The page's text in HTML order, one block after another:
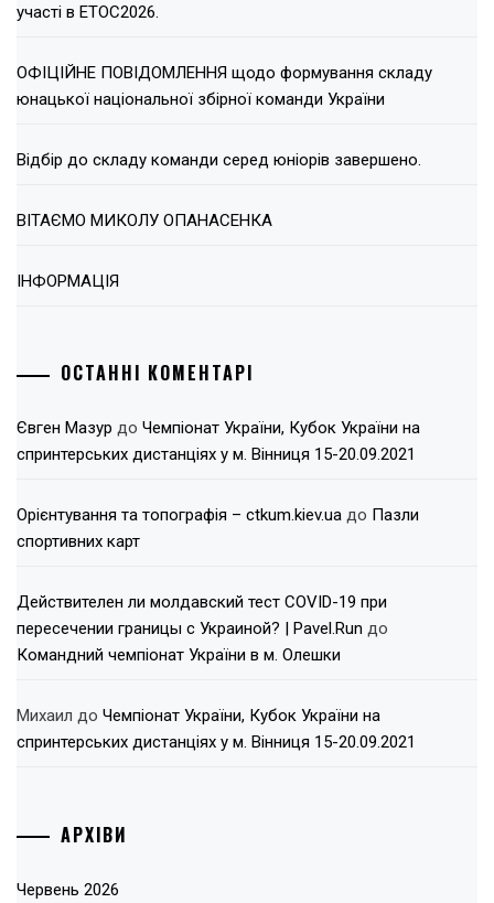
участі в ЕТОС2026.
ОФІЦІЙНЕ ПОВІДОМЛЕННЯ щодо формування складу
юнацької національної збірної команди України
Відбір до складу команди серед юніорів завершено.
ВІТАЄМО МИКОЛУ ОПАНАСЕНКА
ІНФОРМАЦІЯ
ОСТАННІ КОМЕНТАРІ
Євген Мазур до Чемпіонат України, Кубок України на
спринтерських дистанціях у м. Вінниця 15-20.09.2021
Орієнтування та топографія – ctkum.kiev.ua до Пазли
спортивних карт
Действителен ли молдавский тест COVID-19 при
пересечении границы с Украиной? | Pavel.Run до
Командний чемпіонат України в м. Олешки
Михаил до Чемпіонат України, Кубок України на
спринтерських дистанціях у м. Вінниця 15-20.09.2021
АРХІВИ
Червень 2026